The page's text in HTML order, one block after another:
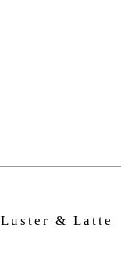
Luster & Latte